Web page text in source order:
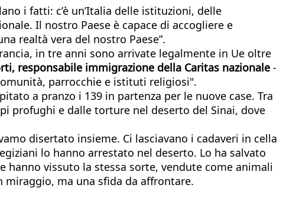
i fatti: c’è un’Italia delle istituzioni, delle
Il nostro Paese è capace di accogliere e
realtà vera del nostro Paese”.
in tre anni sono arrivate legalmente in Ue oltre
responsabile immigrazione della Caritas nazionale -
parrocchie e istituti religiosi".
a pranzo i 139 in partenza per le nuove case. Tra
profughi e dalle torture nel deserto del Sinai, dove
disertato insieme. Ci lasciavano i cadaveri in cella
lo hanno arrestato nel deserto. Lo ha salvato
hanno vissuto la stessa sorte, vendute come animali
ma una sfida da affrontare.